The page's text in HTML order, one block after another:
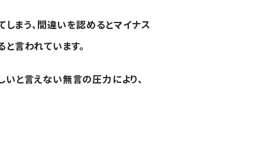
まう、間違いを認めるとマイナス
言われています。
と言えない無言の圧力により、